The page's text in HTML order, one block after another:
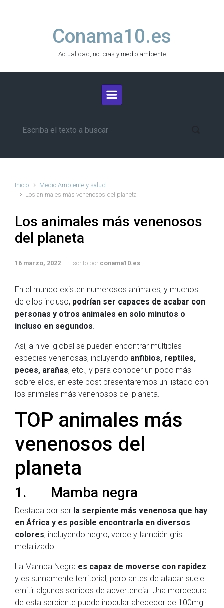
Conama10.es
Actualidad, noticias y medio ambiente
Inicio
Medio Ambiente y salud
Los animales más venenosos del planeta
Los animales más venenosos
del planeta
16 marzo, 2022 Escrito por conama10.es
En el mundo existen numerosos animales, y muchos
de ellos incluso, podrían ser capaces de acabar con
personas y otros animales en solo minutos o
incluso en segundos.
Así, a nivel global se pueden encontrar múltiples
especies venenosas, incluyendo anfibios, reptiles,
peces, arañas, etc., y para conocer un poco más
sobre ellos, en este post presentaremos un listado con
los animales más venenosos del planeta.
TOP animales más
venenosos del
planeta
1. Mamba negra
Destaca por ser la serpiente más venenosa que hay
en África y es posible encontrarla en diversos
colores, incluyendo negro, verde y también gris
metalizado.
La Mamba Negra es capaz de moverse con rapidez
y es sumamente territorial, pero antes de atacar suele
emitir algunos sonidos de advertencia. Una mordedura
de esta serpiente puede inocular alrededor de 100mg